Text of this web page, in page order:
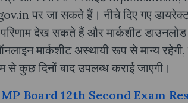
पर जा सकते हैं। नीचे दिए गए डायरेक्ट
देख सकते हैं और मार्कशीट
मार्कशीट अस्थायी रूप से मान्य
से कुछ दिनों बाद उपलब्ध कराई जाएगी।
MP Board 12th Second Exam